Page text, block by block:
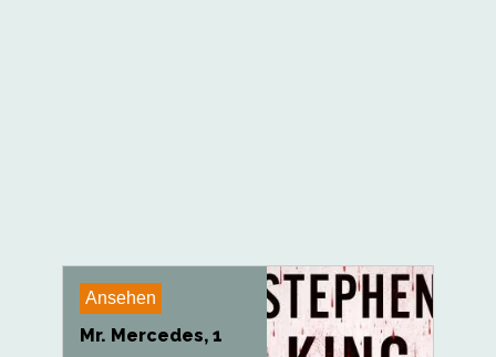
Ansehen
Mr. Mercedes, 1